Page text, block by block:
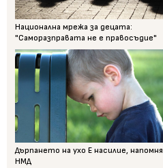
Национална мрежа за децата:
"Саморазправата не е правосъдие"
Дърпането на ухо Е насилие, напомня
НМД